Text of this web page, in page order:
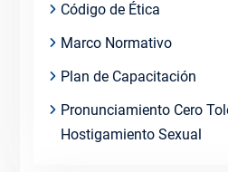
Código de Ética
Marco Normativo
Plan de Capacitación
Pronunciamiento Cero
Hostigamiento Sexual